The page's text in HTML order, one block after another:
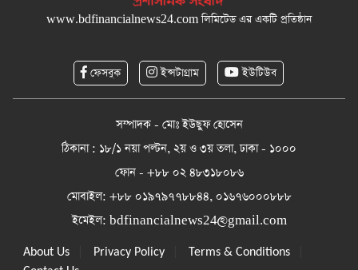
www.bdfinancialnews24.comলিমিটেড এর একটি প্রতিষ্ঠান
ফেসবুক ইন্সটাগ্রাম ইউটিউব
সম্পাদক - মোঃ ইউছুফ হোসেন
ঠিকানা : ১৮/১ নয়া পল্টন, ২য় ও ৩য় তলা, ঢাকা - ১০০০
ফোন - +৮৮ ০২ ৪৮৩১৮০৮৬
মোবাইল: +৮৮ ০১৯৭৯৭৭৮৮৪৪, ০১৬৭৬০০০৮৮৮
ইমেইল: bdfinancialnews24@gmail.com
About Us Privacy Policy Terms & Conditions